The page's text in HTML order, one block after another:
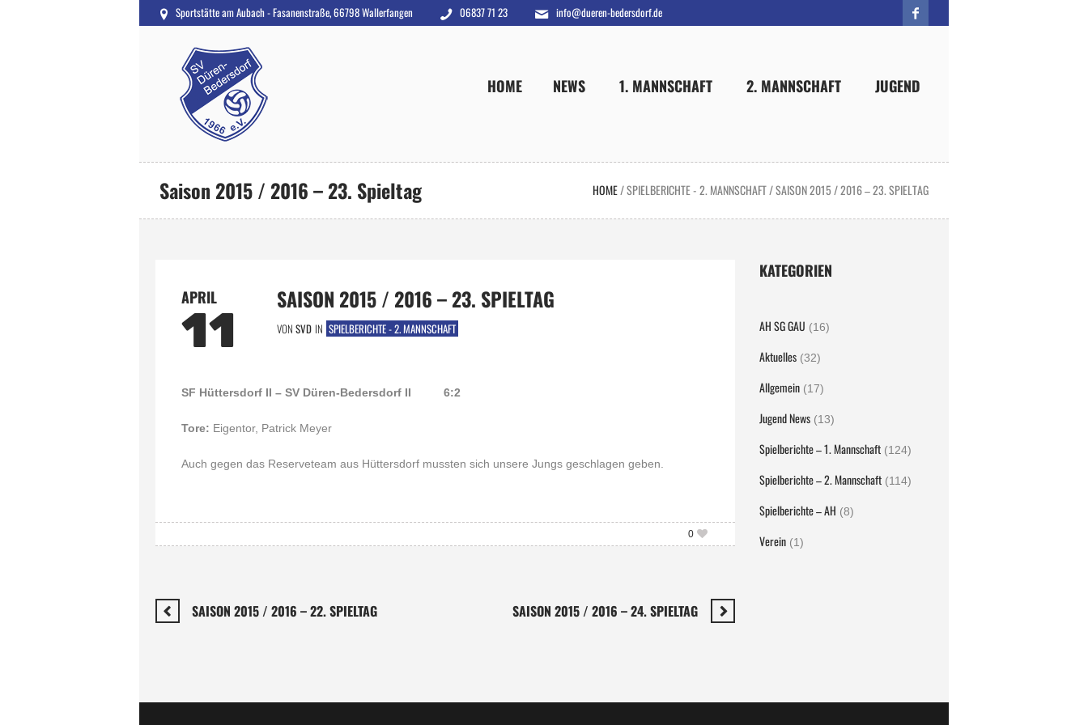
Sportstätte am Aubach - Fasanenstraße, 66798 Wallerfangen 06837 71 23 info@dueren-bedersdorf.de
HOME NEWS 1. MANNSCHAFT 2. MANNSCHAFT JUGEND
Saison 2015 / 2016 – 23. Spieltag HOME/SPIELBERICHTE - 2. MANNSCHAFT/SAISON 2015 / 2016 – 23. SPIELTAG
APRIL
11
SAISON 2015 / 2016 – 23. SPIELTAG
VON SVD IN SPIELBERICHTE - 2. MANNSCHAFT
SF Hüttersdorf II – SV Düren-Bedersdorf II 6:2
Tore: Eigentor, Patrick Meyer
Auch gegen das Reserveteam aus Hüttersdorf mussten sich unsere Jungs geschlagen geben.
0
SAISON 2015 / 2016 – 24. SPIELTAG
SAISON 2015 / 2016 – 22. SPIELTAG
KATEGORIEN
AH SG GAU (16)
Aktuelles (32)
Allgemein (17)
Jugend News (13)
Spielberichte – 1. Mannschaft (124)
Spielberichte – 2. Mannschaft (114)
Spielberichte – AH (8)
Verein (1)